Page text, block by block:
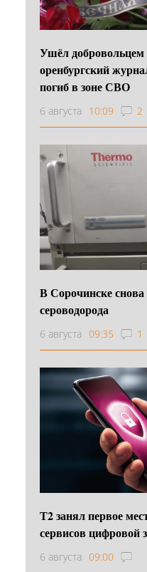
Ушёл добровольцем
оренбургский
погиб в зоне СВО
6 августа 10:09 2
В Сорочинске
сероводорода
6 августа 09:35 1
Т2 занял первое
сервисов
6 августа 09:00